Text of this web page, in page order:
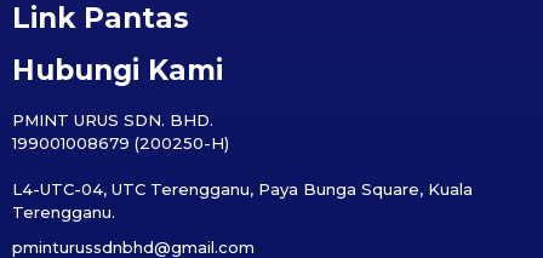
Link Pantas
Hubungi Kami
PMINT URUS SDN. BHD.
199001008679 (200250-H)
L4-UTC-04, UTC Terengganu, Paya Bunga Square, Kuala
Terengganu.
pminturussdnbhd@gmail.com